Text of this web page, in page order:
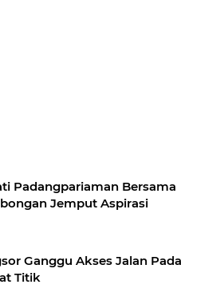
Padangpariaman Bersama
Jemput Aspirasi
Ganggu Akses Jalan Pada
Titik